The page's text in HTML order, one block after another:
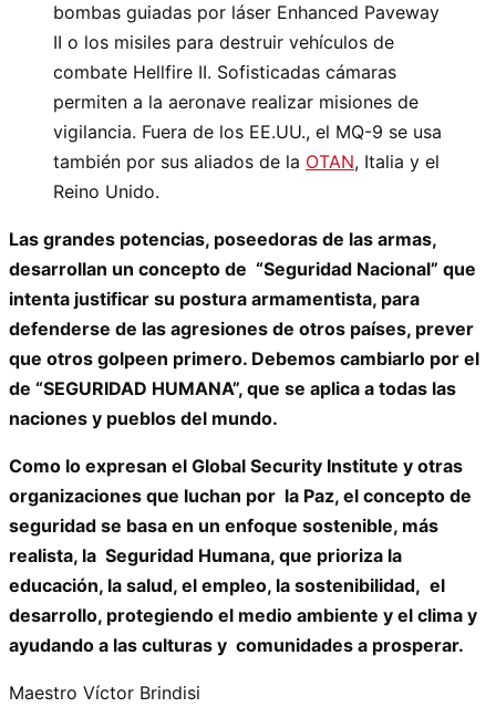
bombas guiadas por láser Enhanced Paveway
II o los misiles para destruir vehículos de
combate Hellfire II. Sofisticadas cámaras
permiten a la aeronave realizar misiones de
vigilancia. Fuera de los EE.UU., el MQ-9 se usa
también por sus aliados de la OTAN, Italia y el
Reino Unido.
Las grandes potencias, poseedoras de las armas,
desarrollan un concepto de “Seguridad Nacional” que
intenta justificar su postura armamentista, para
defenderse de las agresiones de otros países, prever
que otros golpeen primero. Debemos cambiarlo por el
de “SEGURIDAD HUMANA”, que se aplica a todas las
naciones y pueblos del mundo.
Como lo expresan el Global Security Institute y otras
organizaciones que luchan por la Paz, el concepto de
seguridad se basa en un enfoque sostenible, más
realista, la Seguridad Humana, que prioriza la
educación, la salud, el empleo, la sostenibilidad, el
desarrollo, protegiendo el medio ambiente y el clima y
ayudando a las culturas y comunidades a prosperar.
Maestro Víctor Brindisi